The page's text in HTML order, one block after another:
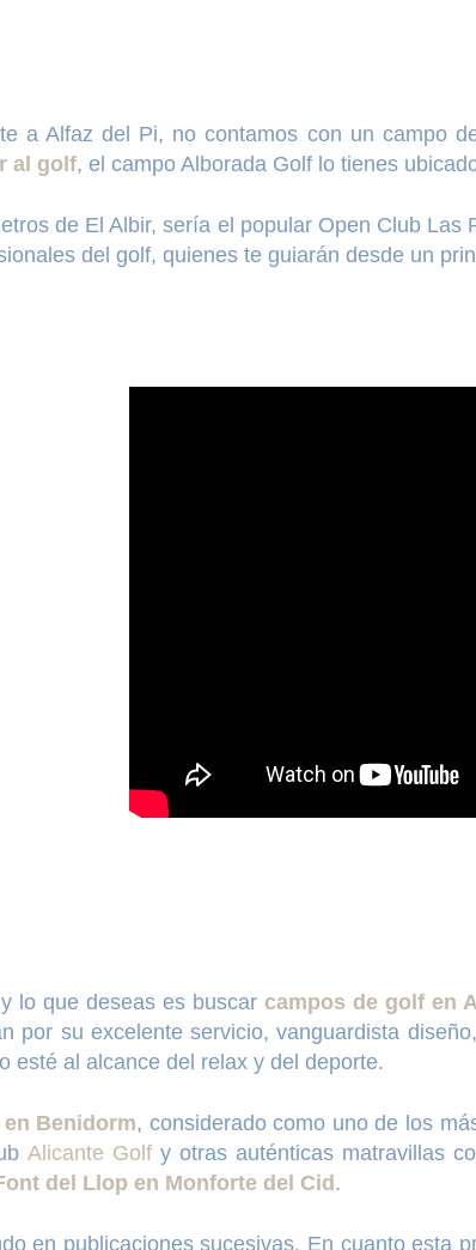
a Alfaz del Pi, no contamos con un campo
al golf, el campo Alborada Golf lo tienes
de El Albir, sería el popular Open Club Las
del golf, quienes te guiarán desde un
lo que deseas es buscar campos de golf en
por su excelente servicio, vanguardista
esté al alcance del relax y del deporte.
Benidorm, considerado como uno de los
Alicante Golfy otras auténticas matravillas
del Llop en Monforte del Cid.
en publicaciones sucesivas. En cuanto esta